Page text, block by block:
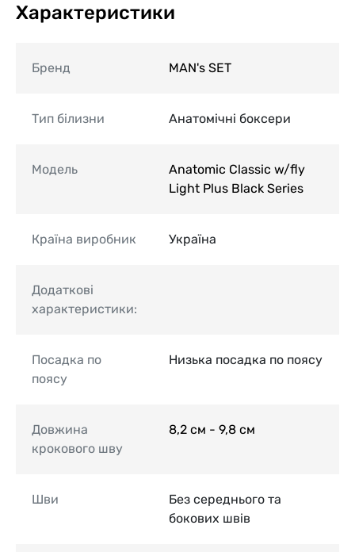
Характеристики
Бренд MAN's SET
Тип білизни Анатомічні боксери
Модель
Anatomic Classic w/fly
Light Plus Black Series
Країна виробник Україна
Додаткові
характеристики:
Посадка по
поясу
Низька посадка по поясу
Довжина
крокового шву
8,2 см - 9,8 см
Шви
Без середнього та
бокових швів